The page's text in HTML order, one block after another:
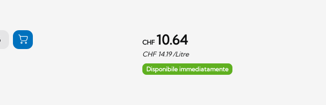
CHF 10.64
CHF 14.19/Litre
Disponibile immediatamente